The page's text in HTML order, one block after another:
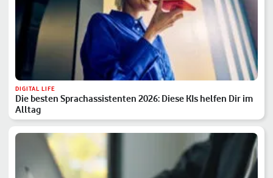
DIGITAL LIFE
Die besten Sprachassistenten 2026: Diese KIs helfen Dir im
Alltag